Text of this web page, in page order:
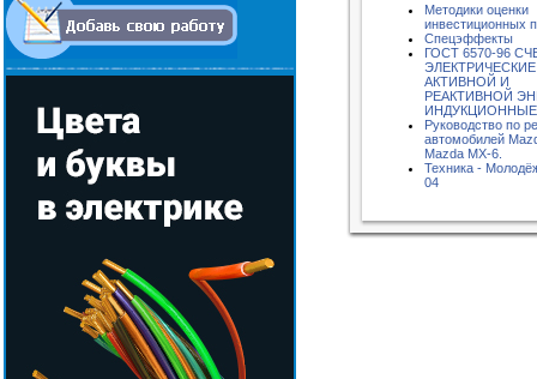
Методики оценки
инвестиционных
Спецэффекты
ГОСТ 6570-96
ЭЛЕКТРИЧЕСКИЕ
АКТИВНОЙ И
РЕАКТИВНОЙ
ИНДУКЦИОННЫЕ
Руководство по
автомобилей
Mazda MX-6.
Техника -
04